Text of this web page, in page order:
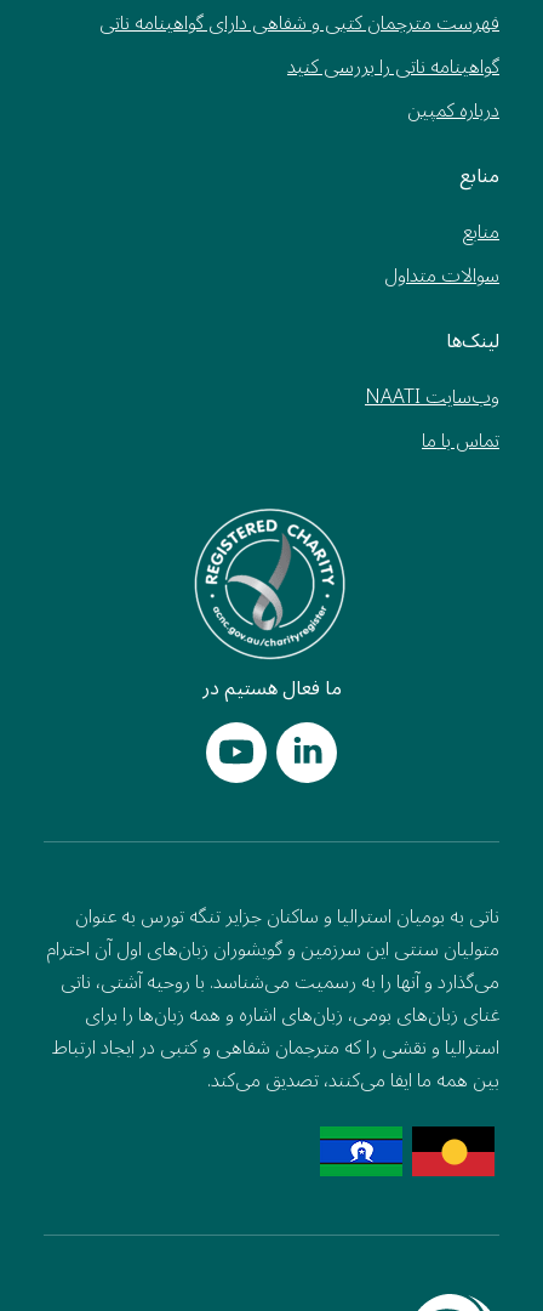
فهرست مترجمان کتبی و شفاهی دارای گواهینامه ناتی
گواهینامه ناتی را بررسی کنید
درباره کمپین
منابع
منابع
سوالات متداول
لینک‌ها
وب‌سایت NAATI
تماس با ما
ما فعال هستیم در
ناتی به بومیان استرالیا و ساکنان جزایر تنگه تورس به عنوان
متولیان سنتی این سرزمین و گویشوران زبان‌های اول آن احترام
می‌گذارد و آنها را به رسمیت می‌شناسد. با روحیه آشتی، ناتی
غنای زبان‌های بومی، زبان‌های اشاره و همه زبان‌ها را برای
استرالیا و نقشی را که مترجمان شفاهی و کتبی در ایجاد ارتباط
بین همه ما ایفا می‌کنند، تصدیق می‌کند.